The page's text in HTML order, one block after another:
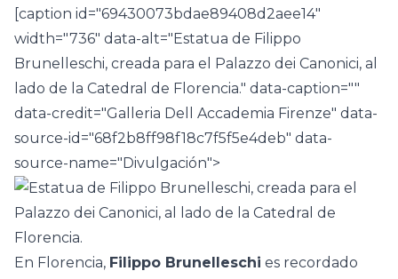
[caption id="69430073bdae89408d2aee14"
width="736" data-alt="Estatua de Filippo
Brunelleschi, creada para el Palazzo dei Canonici, al
lado de la Catedral de Florencia." data-caption=""
data-credit="Galleria Dell Accademia Firenze" data-
source-id="68f2b8ff98f18c7f5f5e4deb" data-
source-name="Divulgación">
En Florencia, Filippo Brunelleschi es recordado